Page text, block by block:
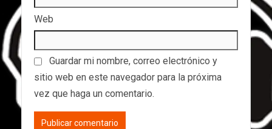
Web
Guardar mi nombre, correo electrónico y
sitio web en este navegador para la próxima
vez que haga un comentario.